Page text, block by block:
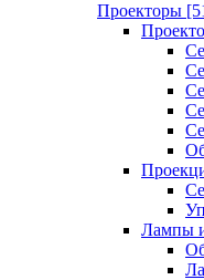
Проекторы
Лампы